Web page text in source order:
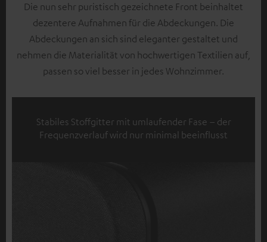
Die nun sehr puristisch gezeichnete Front beinhaltet
dezentere Aufnahmen für die Abdeckungen. Die
Abdeckungen an sich sind eleganter gestaltet und
nehmen die Materialität von hochwertigen Textilien auf,
passen so viel besser in jedes Wohnzimmer.
Stabiles Stoffgitter mit umlaufender Fase – der
Frequenzverlauf wird nur minimal beeinflusst